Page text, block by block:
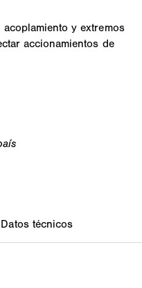
y extremos
accionamientos de